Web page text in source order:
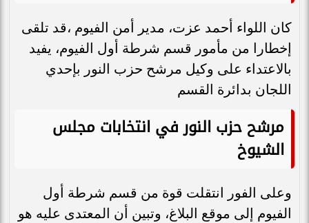
كان اللواء أحمد عزت، مدير أمن الفيوم ،قد تلقى
إخطارا من مأمور قسم شرطة أول الفيوم، يفيد
بالاعتداء على وكيل مرشح حزب النور بإحدي
اللجان بدائرة القسم
مرشح حزب النور في انتخابات مجلس
الشيوخ
وعلى الفور انتقلت قوة من قسم شرطة أول
الفيوم إلى موقع البلاغ، وتبين أن المعتدى عليه هو